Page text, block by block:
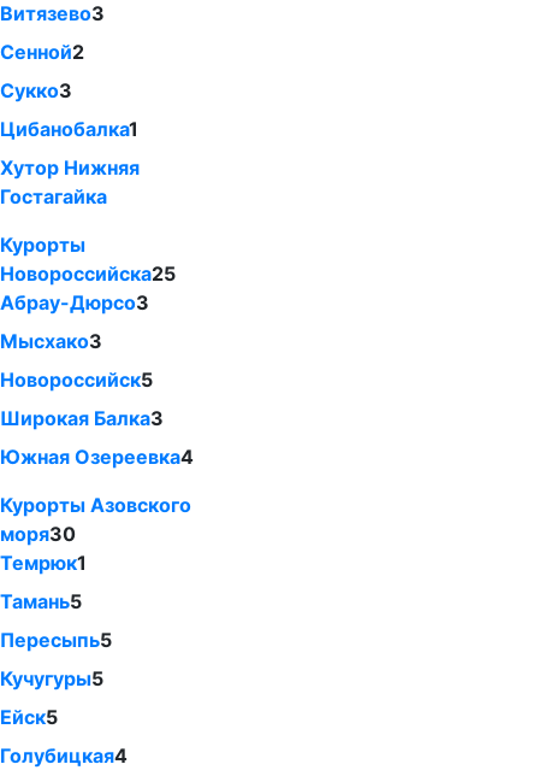
Витязево3
Сенной2
Сукко3
Цибанобалка1
Хутор Нижняя
Гостагайка
Курорты
Новороссийска25
Абрау-Дюрсо3
Мысхако3
Новороссийск5
Широкая Балка3
Южная Озереевка4
Курорты Азовского
моря30
Темрюк1
Тамань5
Пересыпь5
Кучугуры5
Ейск5
Голубицкая4